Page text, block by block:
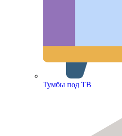
Тумбы под ТВ